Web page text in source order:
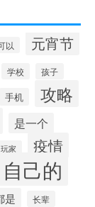
以 元宵节
学校 孩子
手机 攻略
是一个
玩家 疫情
自己的
是 长辈